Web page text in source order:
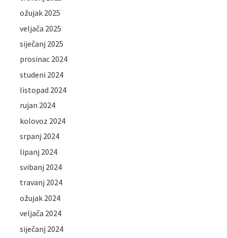
ožujak 2025
veljača 2025
siječanj 2025
prosinac 2024
studeni 2024
listopad 2024
rujan 2024
kolovoz 2024
srpanj 2024
lipanj 2024
svibanj 2024
travanj 2024
ožujak 2024
veljača 2024
siječanj 2024